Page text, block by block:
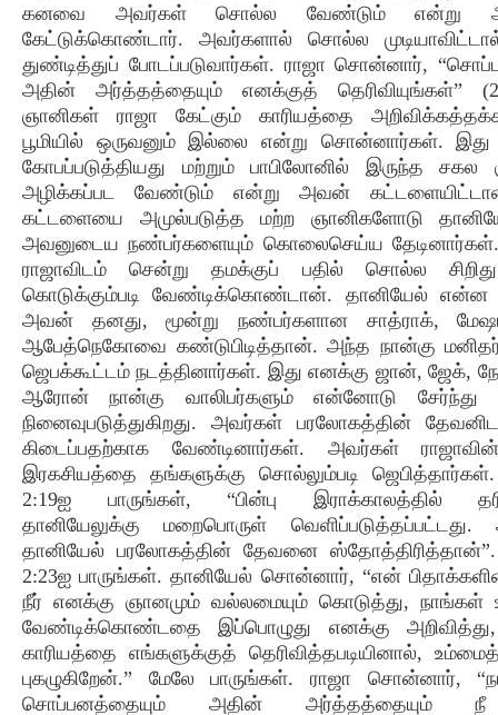
கனவை அவர்கள் சொல்ல வேண்டும் என்று
கேட்டுக்கொண்டார். அவர்களால் சொல்ல
துண்டித்துப் போடப்படுவார்கள். ராஜா சொன்னார்,
அதின் அர்த்தத்தையும் எனக்குத் தெரிவியுங்கள்”
ஞானிகள் ராஜா கேட்கும் காரியத்தை
பூமியில் ஒருவனும் இல்லை என்று சொன்னார்கள்.
கோபப்படுத்தியது மற்றும் பாபிலோனில் இருந்த சகல
அழிக்கப்பட வேண்டும் என்று அவன்
கட்டளையை அமுல்படுத்த மற்ற ஞானிகளோடு
அவனுடைய நண்பர்களையும் கொலைசெய்ய
ராஜாவிடம் சென்று தமக்குப் பதில் சொல்ல
கொடுக்கும்படி வேண்டிக்கொண்டான். தானியேல் என்ன
அவன் தனது, மூன்று நண்பர்களான சாத்ராக்,
ஆபேத்நெகோவை கண்டுபிடித்தான். அந்த நான்கு
ஜெபக்கூட்டம் நடத்தினார்கள். இது எனக்கு ஜான், ஜேக்,
ஆரோன் நான்கு வாலிபர்களும் என்னோடு சேர்ந்து
நினைவுபடுத்துகிறது. அவர்கள் பரலோகத்தின்
கிடைப்பதற்காக வேண்டினார்கள். அவர்கள்
இரகசியத்தை தங்களுக்கு சொல்லும்படி
2:19ஐ பாருங்கள், “பின்பு இராக்காலத்தில்
தானியேலுக்கு மறைபொருள் வெளிப்படுத்தப்பட்டது.
தானியேல் பரலோகத்தின் தேவனை
2:23ஐ பாருங்கள். தானியேல் சொன்னார், “என்
நீர் எனக்கு ஞானமும் வல்லமையும் கொடுத்து, நாங்கள்
வேண்டிக்கொண்டதை இப்பொழுது எனக்கு அறிவித்து,
காரியத்தை எங்களுக்குத் தெரிவித்தபடியினால், உம்மைத்
புகழுகிறேன்.” மேலே பாருங்கள். ராஜா சொன்னார்,
சொப்பனத்தையும் அதின் அர்த்தத்தையும்